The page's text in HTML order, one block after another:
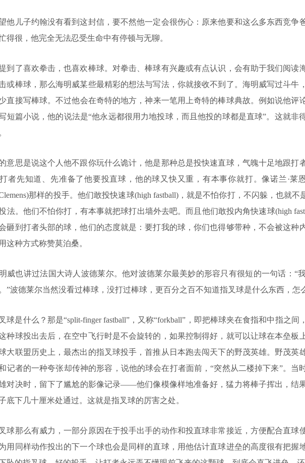
儿子约翰没有看到这封信，要不然他一定会很伤心：原来他要和这么多东西竞争
得很，他完全无法忍受生命中有停顿与无聊。
了喜欢拳击，也喜欢棒球。对拳击、棒球有兴趣或有点认识，会有助于我们阅读
或棒球，那么海明威某些最精彩的想法与写法，你就接收不到了。海明威写过斗牛
直接写棒球。不过他会在奇特的地方，神来一笔用上奇特的棒球典故。例如说他
短篇小说，他的说法是“他永远都很用力地投球，而且他投的球都是直球”。这就非
思是说这个人他不跟你玩什么诡计，他是那种总是投快速直球，气魄十足地跟打
者先知道、先准备了他要投直球，他的球又快又重，有本事你就打。像诺兰·莱
那样的投手。他们敢投快速球(high fastball)，就是不怕你打，不闪躲，也就
法。他们不怕你打，有本事就把球打出墙外去吧。而且他们敢投内角快速球(high
砸到打者头部的球，他们的态度就是：要打我的球，你们也得够带种，不会被这种
这种方式称赞莫泊桑。
也讲过法国大诗人波德莱尔。他对波德莱尔最美妙的形容只有很短的一句话：“
”波德莱尔当然没看过棒球，没打过棒球，更百分之百不知道指叉球是什么东西，怎
是什么？那是“split-finger fastball”，又称“forkball”，即把棒球夹在食指和中指之间
种球投出去后，在空中飞行时是不会旋转的，如果控制得好，就可以让球在本垒板
大联盟历史上，最杰出的指叉球投手，首推从日本跑去闯天下的野茂英雄。野茂英
记者的一种夸张却传神的形容，说他的球会在打者面前，“突然从二楼掉下来”。当
对决时，留下了尴尬的影像记录——他们像模像样地准备好，猛力将棒子挥出，结
底下几十厘米处通过。这就是指叉球的厉害之处。
那么有威力，一部分原因在于投手出手的动作和投直球非常接近，方便配合直球
用同样动作投出的下一个球也会是同样的直球，用他估计直球进垒的高度很有把握